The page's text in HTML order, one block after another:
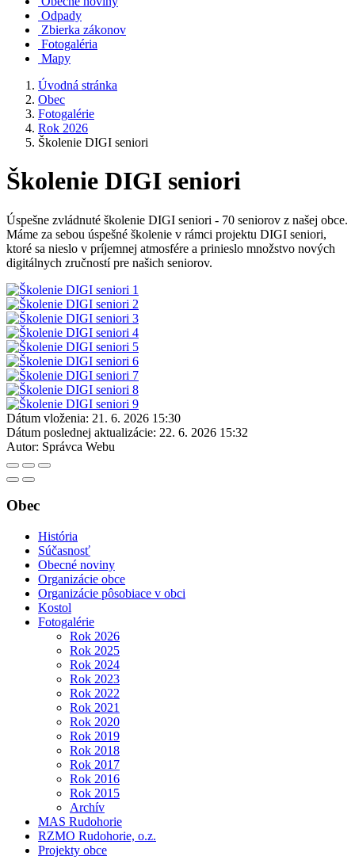
Odpady
Zbierka zákonov
Fotogaléria
Mapy
Úvodná stránka
Obec
Fotogalérie
Rok 2026
Školenie DIGI seniori
Školenie DIGI seniori
Úspešne zvládnuté školenie DIGI seniori - 70 seniorov z našej obce.
Máme za sebou úspešné školenie v rámci projektu DIGI seniori,
ktoré sa nieslo v príjemnej atmosfére a prinieslo množstvo nových
digitálnych zručností pre našich seniorov.
Dátum vloženia: 21. 6. 2026 15:30
Dátum poslednej aktualizácie: 22. 6. 2026 15:32
Autor: Správca Webu
Obec
História
Súčasnosť
Obecné noviny
Organizácie obce
Organizácie pôsobiace v obci
Kostol
Fotogalérie
Rok 2026
Rok 2025
Rok 2024
Rok 2023
Rok 2022
Rok 2021
Rok 2020
Rok 2019
Rok 2018
Rok 2017
Rok 2016
Rok 2015
Archív
MAS Rudohorie
RZMO Rudohorie, o.z.
Projekty obce